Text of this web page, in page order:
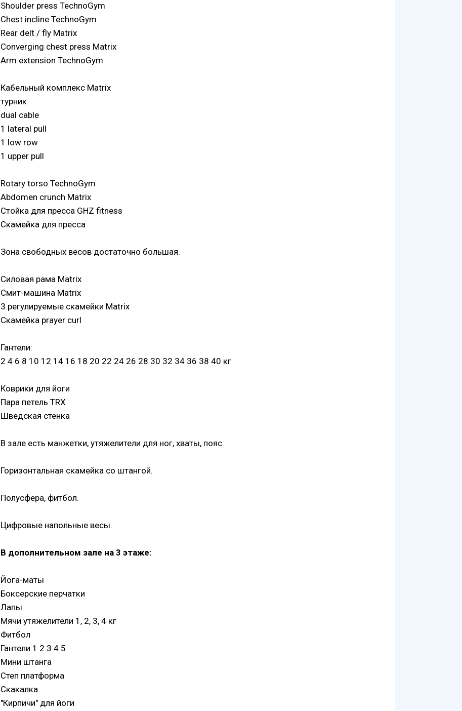
Shoulder press TechnoGym
Chest incline TechnoGym
Rear delt / fly Matrix
Converging chest press Matrix
Arm extension TechnoGym
Кабельный комплекс Matrix
турник
dual cable
1 lateral pull
1 low row
1 upper pull
Rotary torso TechnoGym
Abdomen crunch Matrix
Стойка для пресса GHZ fitness
Скамейка для пресса
Зона свободных весов достаточно большая.
Силовая рама Matrix
Смит-машина Matrix
3 регулируемые скамейки Matrix
Скамейка prayer curl
Гантели:
2 4 6 8 10 12 14 16 18 20 22 24 26 28 30 32 34 36 38 40 кг
Коврики для йоги
Пара петель TRX
Шведская стенка
В зале есть манжетки, утяжелители для ног, хваты, пояс.
Горизонтальная скамейка со штангой.
Полусфера, фитбол.
Цифровые напольные весы.
В дополнительном зале на 3 этаже:
Йога-маты
Боксерские перчатки
Лапы
Мячи утяжелители 1, 2, 3, 4 кг
Фитбол
Гантели 1 2 3 4 5
Мини штанга
Степ платформа
Скакалка
"Кирпичи" для йоги